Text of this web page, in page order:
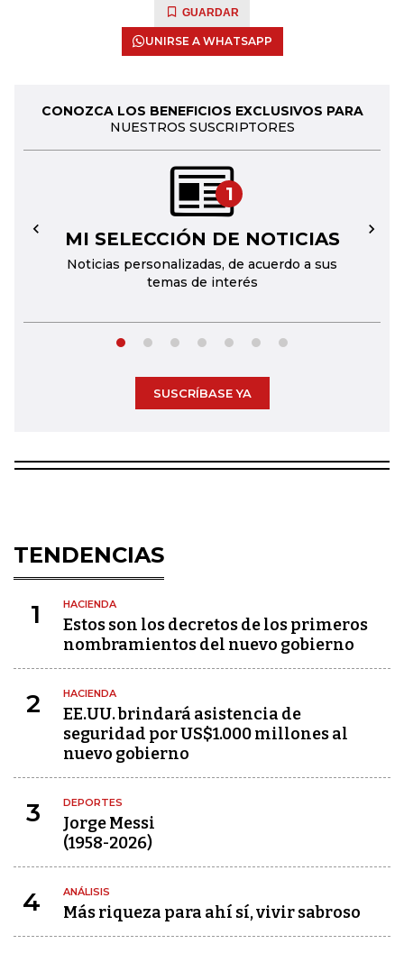
GUARDAR
UNIRSE A WHATSAPP
CONOZCA LOS BENEFICIOS EXCLUSIVOS PARA
NUESTROS SUSCRIPTORES
1
MI SELECCIÓN DE NOTICIAS
Noticias personalizadas, de acuerdo a sus
temas de interés
← →
SUSCRÍBASE YA
TENDENCIAS
1 HACIENDA
Estos son los decretos de los primeros
nombramientos del nuevo gobierno
2 HACIENDA
EE.UU. brindará asistencia de
seguridad por US$1.000 millones al
nuevo gobierno
3 DEPORTES
Jorge Messi
(1958-2026)
4 ANÁLISIS
Más riqueza para ahí sí, vivir sabroso